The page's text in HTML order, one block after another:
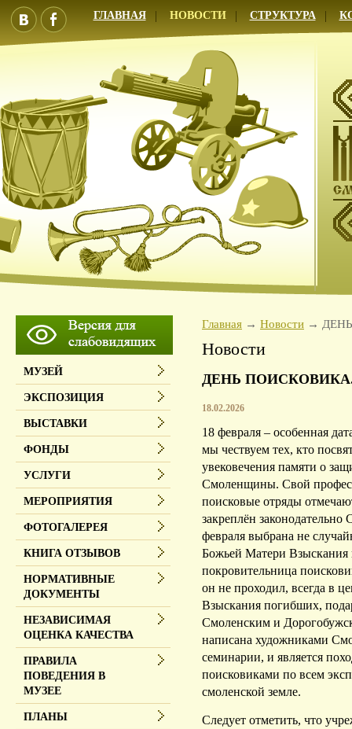
ГЛАВНАЯ НОВОСТИ СТРУКТУРА
Главная Новости
Новости
ДЕНЬ
18.02.2026
18 февраля – особенная
мы чествуем тех, кто
увековечения памяти о
Смоленщины. Свой
поисковые отряды
закреплён
февраля выбрана не
Божьей Матери Взыскания
покровительница
он не проходил, всегда в
Взыскания погибших,
Смоленским и
написана художниками
семинарии, и является
поисковиками по всем
смоленской земле.
Следует отметить, что
МУЗЕЙ
ЭКСПОЗИЦИЯ
ВЫСТАВКИ
ФОНДЫ
УСЛУГИ
МЕРОПРИЯТИЯ
ФОТОГАЛЕРЕЯ
КНИГА ОТЗЫВОВ
НОРМАТИВНЫЕ
ДОКУМЕНТЫ
НЕЗАВИСИМАЯ
ОЦЕНКА КАЧЕСТВА
ПРАВИЛА
ПОВЕДЕНИЯ В
МУЗЕЕ
ПЛАНЫ